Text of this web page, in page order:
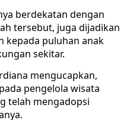
berdekatan dengan
tersebut, juga dijadikan
kepada puluhan anak
sekitar.
mengucapkan,
pengelola wisata
telah mengadopsi